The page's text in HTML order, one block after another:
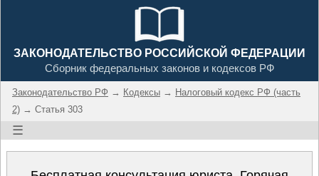
ЗАКОНОДАТЕЛЬСТВО РОССИЙСКОЙ ФЕДЕРАЦИИ
Сборник федеральных законов и кодексов РФ
Законодательство РФ → Кодексы → Налоговый кодекс РФ (часть
2) → Статья 303
☰